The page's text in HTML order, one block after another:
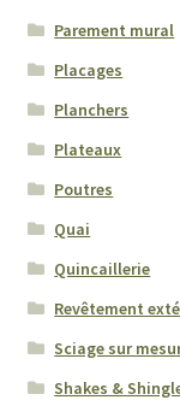
Parement mural
Placages
Planchers
Plateaux
Poutres
Quai
Quincaillerie
Revêtement
Sciage sur
Shakes &